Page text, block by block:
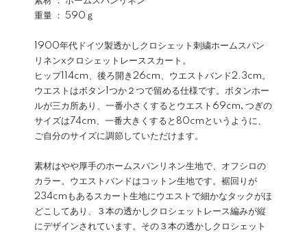
重量 ： 590ｇ
1900年代ドイツ製透かしクロシェット刺繍ホームスパン
リネンxクロシェットレーススカート。
ヒップ114cm、後ろ開き26cm、ウエストバンド2.3cm。
ウエストはボタン1つか２つで留める仕様です。ボタンホー
ルが三カ所あり、一番小さくするとウエスト69cm､つぎの
サイズは74cm、一番大きくすると80cmというように、
ご自分のサイズに調節していただけます。
素材はやや厚手のホームスパンリネン生地で、オフシロの
カラー。ウエストバンドはコットン生地です。裾回りが
234cmもあるスカート生地にウエストで細かなタックがほ
どこしてあり、３本の透かしクロシェットレース編みが縦
にデザインされています。その３本の透かしクロシェット